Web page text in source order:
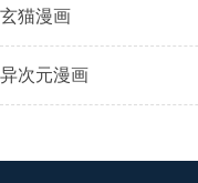
玄猫漫画
异次元漫画